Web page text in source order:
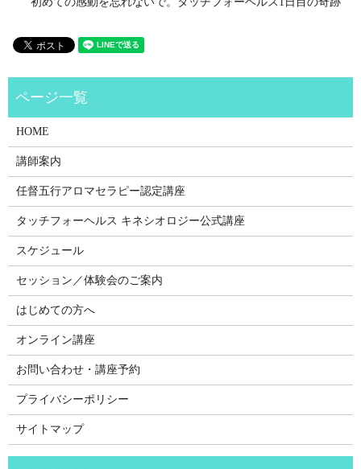
HOME
講師案内
任督五行アロマセラピー認定講座
タッチフォーヘルス キネシオロジー公式講座
スケジュール
セッション／体験会のご案内
はじめての方へ
オンライン講座
お問い合わせ・講座予約
プライバシーポリシー
サイトマップ